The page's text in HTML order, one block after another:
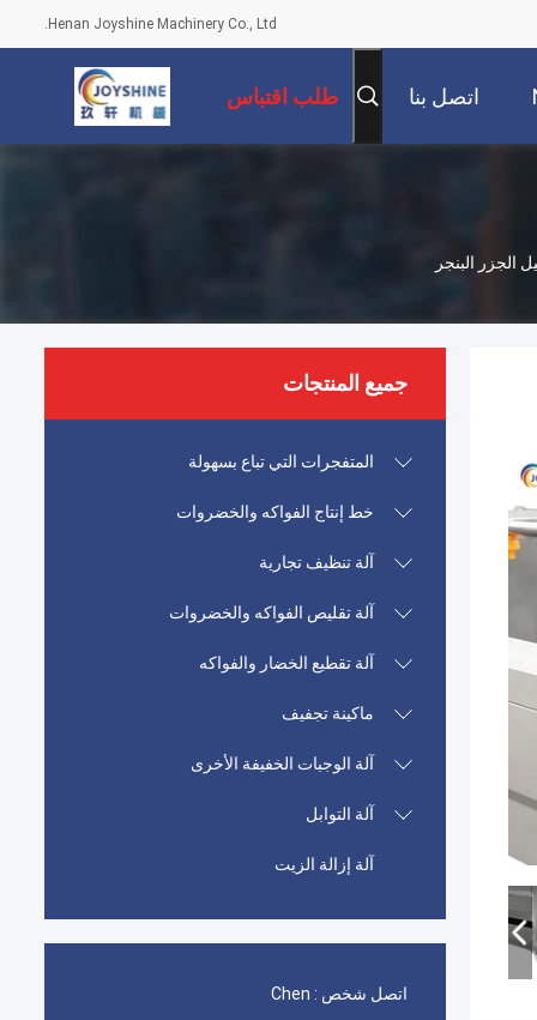
Henan Joyshine Machinery Co., Ltd.
اتصل بنا طلب اقتباس
جميع المنتجات
المتفجرات التي تباع بسهولة
خط إنتاج الفواكه والخضروات
آلة تنظيف تجارية
آلة تقليص الفواكه والخضروات
آلة تقطيع الخضار والفواكه
ماكينة تجفيف
آلة الوجبات الخفيفة الأخرى
آلة التوابل
آلة إزالة الزيت
اتصل شخص : Chen